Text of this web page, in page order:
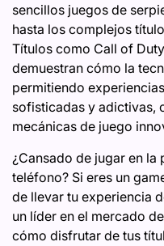
sencillos juegos de
hasta los complejos
Títulos como Call of
demuestran cómo la
permitiendo
sofisticadas y adictivas,
mecánicas de juego
¿Cansado de jugar en la
teléfono? Si eres un
de llevar tu experiencia
un líder en el mercado
cómo disfrutar de tus